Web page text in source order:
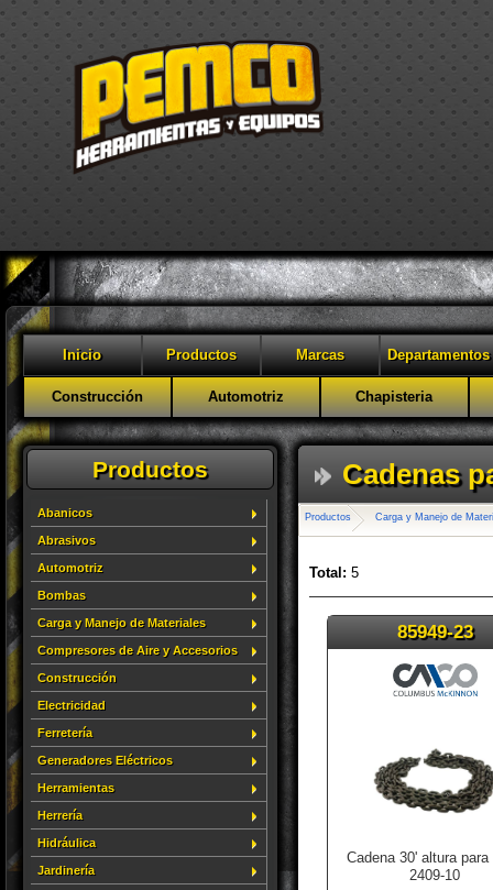
Inicio Productos Marcas Departamentos
Construcción Automotriz Chapisteria
Productos
Abanicos
Abrasivos
Automotriz
Bombas
Carga y Manejo de Materiales
Compresores de Aire y Accesorios
Construcción
Electricidad
Ferretería
Generadores Eléctricos
Herramientas
Herrería
Hidráulica
Jardinería
Cadenas
Productos Carga y Manejo de
Total: 5
85949-23
Cadena 30' altura
2409-10